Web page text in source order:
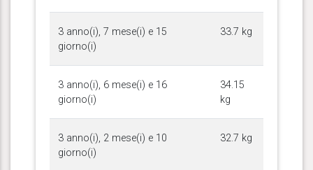
3 anno(i), 7 mese(i) e 15
giorno(i)
33.7 kg
3 anno(i), 6 mese(i) e 16
giorno(i)
34.15
kg
3 anno(i), 2 mese(i) e 10
giorno(i)
32.7 kg